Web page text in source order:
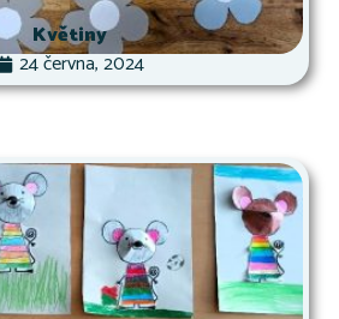
Květiny
24 června, 2024